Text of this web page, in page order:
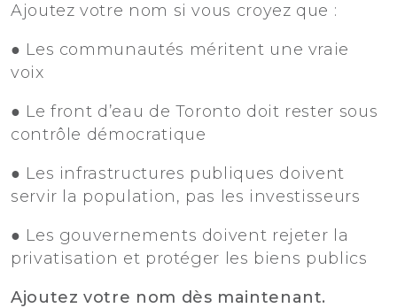
Ajoutez votre nom si vous croyez que :
● Les communautés méritent une vraie
voix
● Le front d’eau de Toronto doit rester sous
contrôle démocratique
● Les infrastructures publiques doivent
servir la population, pas les investisseurs
● Les gouvernements doivent rejeter la
privatisation et protéger les biens publics
Ajoutez votre nom dès maintenant.